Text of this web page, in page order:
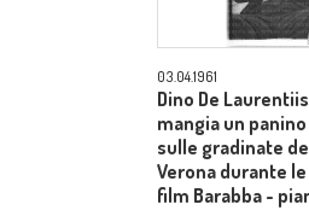
03.04.1961
Dino De
mangia un
sulle gradinate
Verona durante
film Barabba -